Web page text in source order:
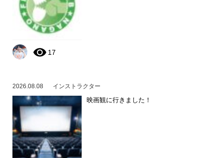
17
2026.08.08 インストラクター
映画観に行きました！